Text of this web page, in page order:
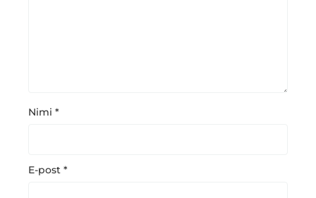
Nimi *
E-post *